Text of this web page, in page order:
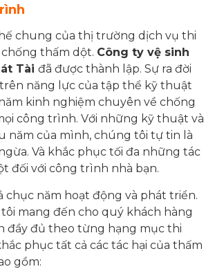
chung của thị trường dịch vụ thi
thấm dột. Công ty vệ sinh
Tài đã được thành lập. Sự ra đời
năng lực của tập thể kỹ thuật
kinh nghiệm chuyên về chống
công trình. Với những kỹ thuật và
năm của mình, chúng tôi tự tin là
Và khắc phục tối đa những tác
đối với công trình nhà bạn.
chục năm hoạt động và phát triển.
mang đến cho quý khách hàng
đầy đủ theo từng hạng mục thi
phục tất cả các tác hại của thấm
gồm: